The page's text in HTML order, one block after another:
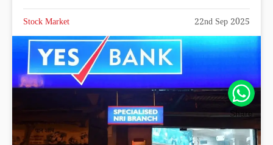
Stock Market 22nd Sep 2025
Share